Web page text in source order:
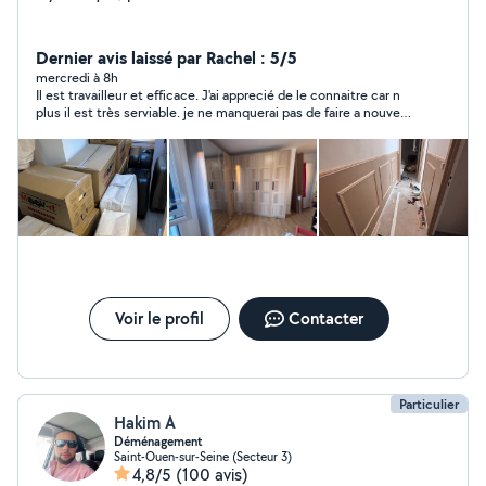
Dernier avis laissé par Rachel : 5/5
mercredi à 8h
Il est travailleur et efficace. J'ai apprecié de le connaitre car n
plus il est très serviable. je ne manquerai pas de faire a nouveau
Voir le profil Contacter
Particulier
Hakim A
Déménagement
Saint-Ouen-sur-Seine (Secteur 3)
4,8/5 (100 avis)